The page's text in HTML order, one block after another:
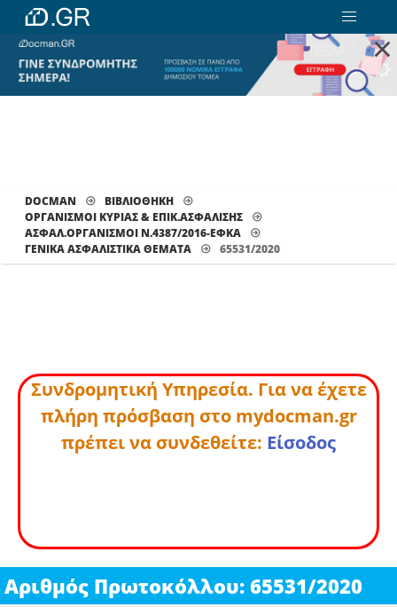
×
DOCMAN
ΒΙΒΛΙΟΘΗΚΗ
ΟΡΓΑΝΙΣΜΟΙ ΚΥΡΙΑΣ & ΕΠΙΚ.ΑΣΦΑΛΙΣΗΣ
ΑΣΦΑΛ.ΟΡΓΑΝΙΣΜΟΙ Ν.4387/2016-ΕΦΚΑ
ΓΕΝΙΚΆ ΑΣΦΑΛΙΣΤΙΚΆ ΘΈΜΑΤΑ
65531/2020
Συνδρομητική Υπηρεσία. Για να έχετε
πλήρη πρόσβαση στο mydocman.gr
πρέπει να συνδεθείτε: Είσοδος
Αριθμός Πρωτοκόλλου: 65531/2020